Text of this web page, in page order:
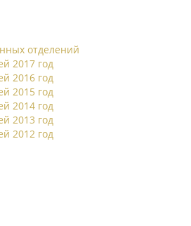
отделений
2017 год
2016 год
2015 год
2014 год
2013 год
2012 год